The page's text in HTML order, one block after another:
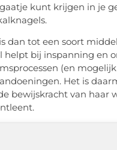
kunt krijgen in je
tot een soort
helpt bij inspanning en
(en
Het is
bewijskracht van haar